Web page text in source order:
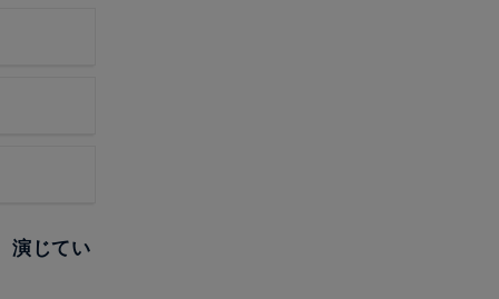
演じてい